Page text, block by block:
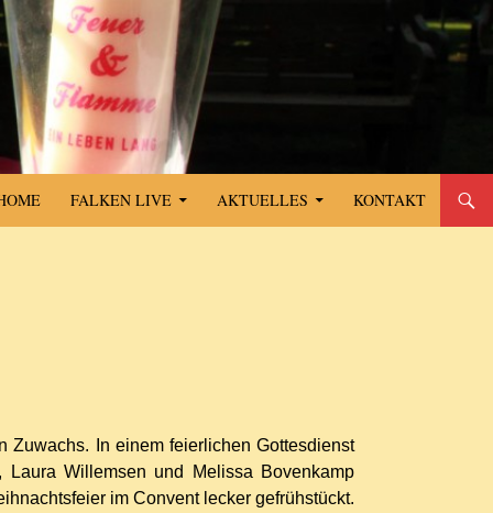
FALKEN LIVE AKTUELLES KONTAKT
Zuwachs. In einem feierlichen Gottesdienst
Laura Willemsen und Melissa Bovenkamp
im Convent lecker gefrühstückt.